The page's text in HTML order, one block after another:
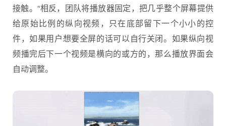
接触。“相反，团队将播放器固定，把几乎整个屏幕提供
给原始比例的纵向视频，只在底部留下一个小小的控
件，如果用户想要全屏的话可以自行关闭。如果纵向视
频播完后下一个视频是横向的或方的，那么播放界面会
自动调整。